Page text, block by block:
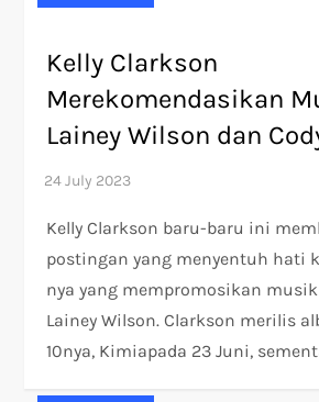
Kelly Clarkson
Merekomendasikan
Lainey Wilson dan
Kelly Clarkson baru-baru ini
postingan yang menyentuh hati
nya yang mempromosikan
Lainey Wilson. Clarkson merilis
10nya, Kimiapada 23 Juni,